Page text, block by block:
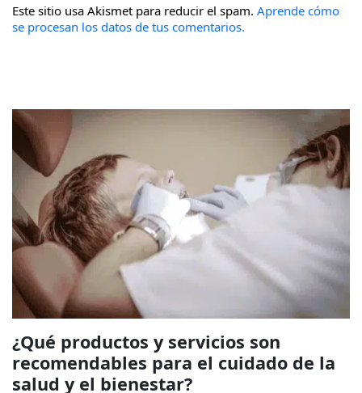
Este sitio usa Akismet para reducir el spam. Aprende cómo
se procesan los datos de tus comentarios.
¿Qué productos y servicios son
recomendables para el cuidado de la
salud y el bienestar?